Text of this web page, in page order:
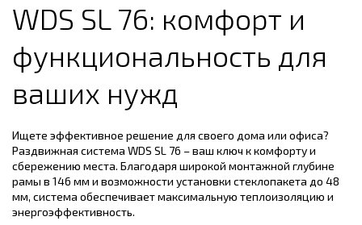
WDS SL 76: комфорт и
функциональность для
ваших нужд
Ищете эффективное решение для своего дома или офиса?
Раздвижная система WDS SL 76 – ваш ключ к комфорту и
сбережению места. Благодаря широкой монтажной глубине
рамы в 146 мм и возможности установки стеклопакета до 48
мм, система обеспечивает максимальную теплоизоляцию и
энергоэффективность.